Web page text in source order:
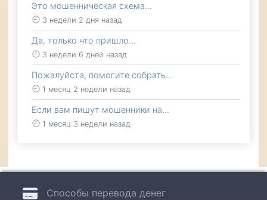
Это мошенническая схема…
3 недели 2 дня назад
Да, только что пришло…
3 недели 6 дней назад
Пожалуйста, помогите собрать…
1 месяц 2 недели назад
Если вам пишут мошенники на…
1 месяц 3 недели назад
Способы перевода денег